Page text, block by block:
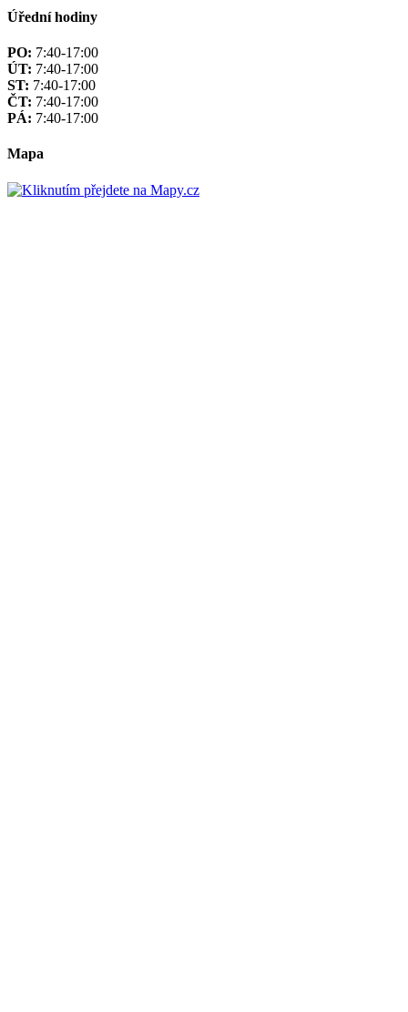
Úřední hodiny
PO: 7:40-17:00
ÚT: 7:40-17:00
ST: 7:40-17:00
ČT: 7:40-17:00
PÁ: 7:40-17:00
Mapa